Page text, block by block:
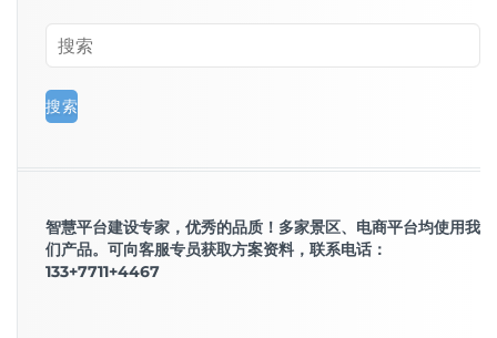
智慧平台建设专家，优秀的品质！多家景区、电商平台均使用我
们产品。可向客服专员获取方案资料，联系电话：
133+7711+4467